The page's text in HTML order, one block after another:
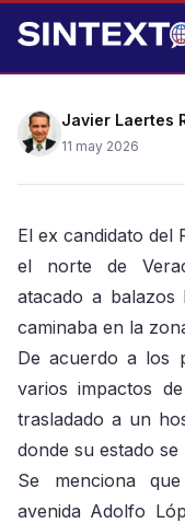
Recibió varios
Javier Laertes
11 may 2026
El ex candidato del
el norte de
atacado a balazos
caminaba en la
De acuerdo a los
varios impactos
trasladado a un
donde su estado
Se menciona
avenida Adolfo